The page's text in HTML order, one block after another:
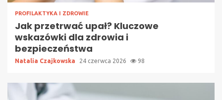
PROFILAKTYKA I ZDROWIE
Jak przetrwać upał? Kluczowe
wskazówki dla zdrowia i
bezpieczeństwa
Natalia Czajkowska 24 czerwca 2026 98